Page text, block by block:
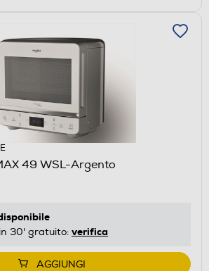
49 WSL-Argento
30' gratuito: verifica
AGGIUNGI